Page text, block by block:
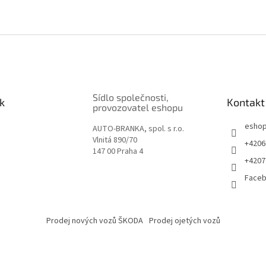
Sídlo společnosti,
provozovatel eshopu
AUTO-BRANKA, spol. s r.o.
Vlnitá 890/70
147 00 Praha 4
Kontakt
Prodej nových vozů ŠKODA Prodej ojetých vozů